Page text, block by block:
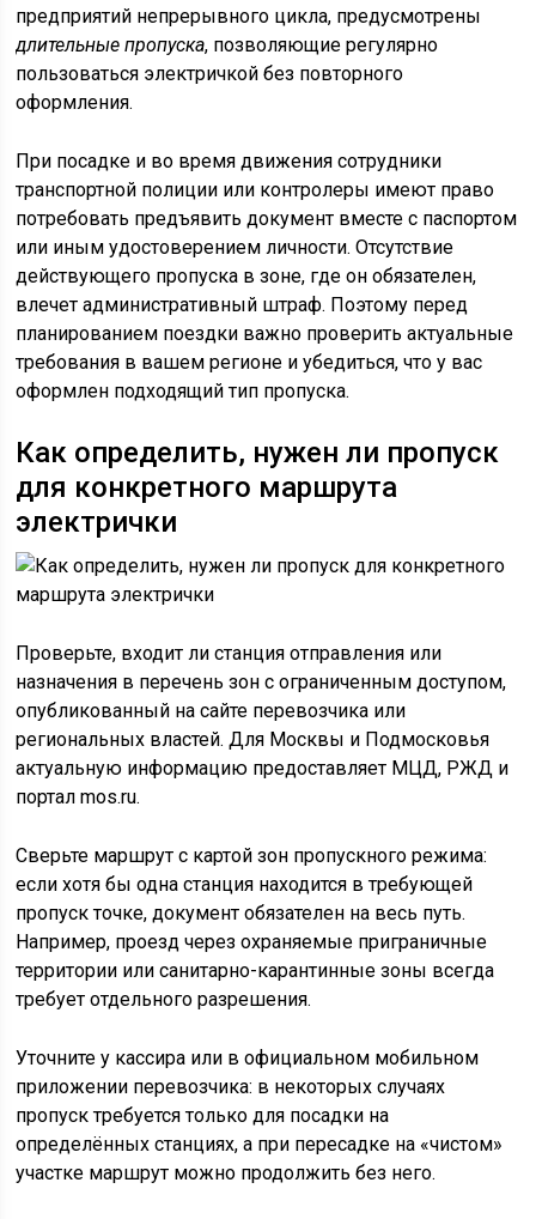
предприятий непрерывного цикла, предусмотрены
длительные пропуска, позволяющие регулярно
пользоваться электричкой без повторного
оформления.
При посадке и во время движения сотрудники
транспортной полиции или контролеры имеют право
потребовать предъявить документ вместе с паспортом
или иным удостоверением личности. Отсутствие
действующего пропуска в зоне, где он обязателен,
влечет административный штраф. Поэтому перед
планированием поездки важно проверить актуальные
требования в вашем регионе и убедиться, что у вас
оформлен подходящий тип пропуска.
Как определить, нужен ли пропуск
для конкретного маршрута
электрички
Проверьте, входит ли станция отправления или
назначения в перечень зон с ограниченным доступом,
опубликованный на сайте перевозчика или
региональных властей. Для Москвы и Подмосковья
актуальную информацию предоставляет МЦД, РЖД и
портал mos.ru.
Сверьте маршрут с картой зон пропускного режима:
если хотя бы одна станция находится в требующей
пропуск точке, документ обязателен на весь путь.
Например, проезд через охраняемые приграничные
территории или санитарно-карантинные зоны всегда
требует отдельного разрешения.
Уточните у кассира или в официальном мобильном
приложении перевозчика: в некоторых случаях
пропуск требуется только для посадки на
определённых станциях, а при пересадке на «чистом»
участке маршрут можно продолжить без него.